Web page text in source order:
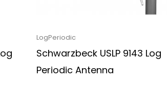
LogPeriodic
Schwarzbeck USLP 9143 Log
Periodic Antenna